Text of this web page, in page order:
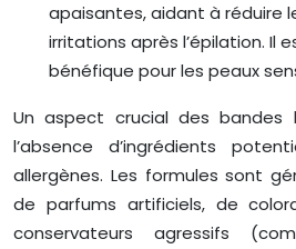
apaisantes, aidant à réduire
irritations après l’épilation. Il
bénéfique pour les peaux
Un aspect crucial des bandes
l’absence d’ingrédients
allergènes. Les formules sont
de parfums artificiels, de
conservateurs agressifs